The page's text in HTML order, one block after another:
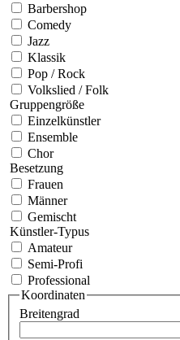
Barbershop
Comedy
Jazz
Klassik
Pop / Rock
Volkslied / Folk
Gruppengröße
Einzelkünstler
Ensemble
Chor
Besetzung
Frauen
Männer
Gemischt
Künstler-Typus
Amateur
Semi-Profi
Professional
Koordinaten
Breitengrad